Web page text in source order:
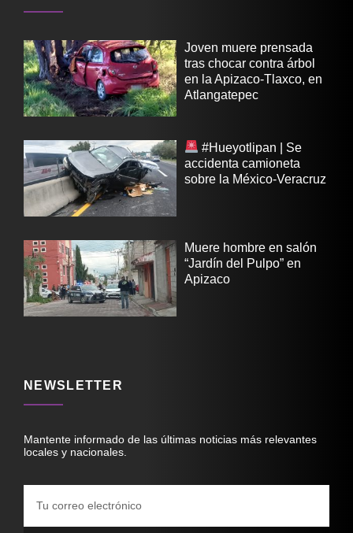
Joven muere prensada
tras chocar contra árbol
en la Apizaco-Tlaxco, en
Atlangatepec
#Hueyotlipan | Se
accidenta camioneta
sobre la México-Veracruz
Muere hombre en salón
“Jardín del Pulpo” en
Apizaco
NEWSLETTER
Mantente informado de las últimas noticias más relevantes
locales y nacionales.